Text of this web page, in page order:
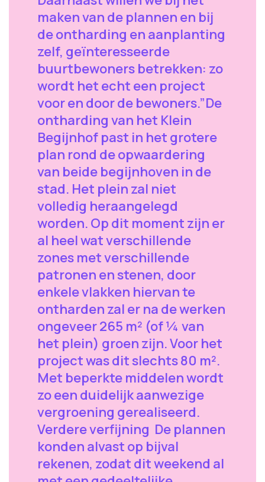
maken van de plannen en bij
de ontharding en aanplanting
zelf, geïnteresseerde
buurtbewoners betrekken: zo
wordt het echt een project
voor en door de bewoners.”De
ontharding van het Klein
Begijnhof past in het grotere
plan rond de opwaardering
van beide begijnhoven in de
stad. Het plein zal niet
volledig heraangelegd
worden. Op dit moment zijn er
al heel wat verschillende
zones met verschillende
patronen en stenen, door
enkele vlakken hiervan te
ontharden zal er na de werken
ongeveer 265 m² (of ¼ van
het plein) groen zijn. Voor het
project was dit slechts 80 m².
Met beperkte middelen wordt
zo een duidelijk aanwezige
vergroening gerealiseerd.
Verdere verfijning De plannen
konden alvast op bijval
rekenen, zodat dit weekend al